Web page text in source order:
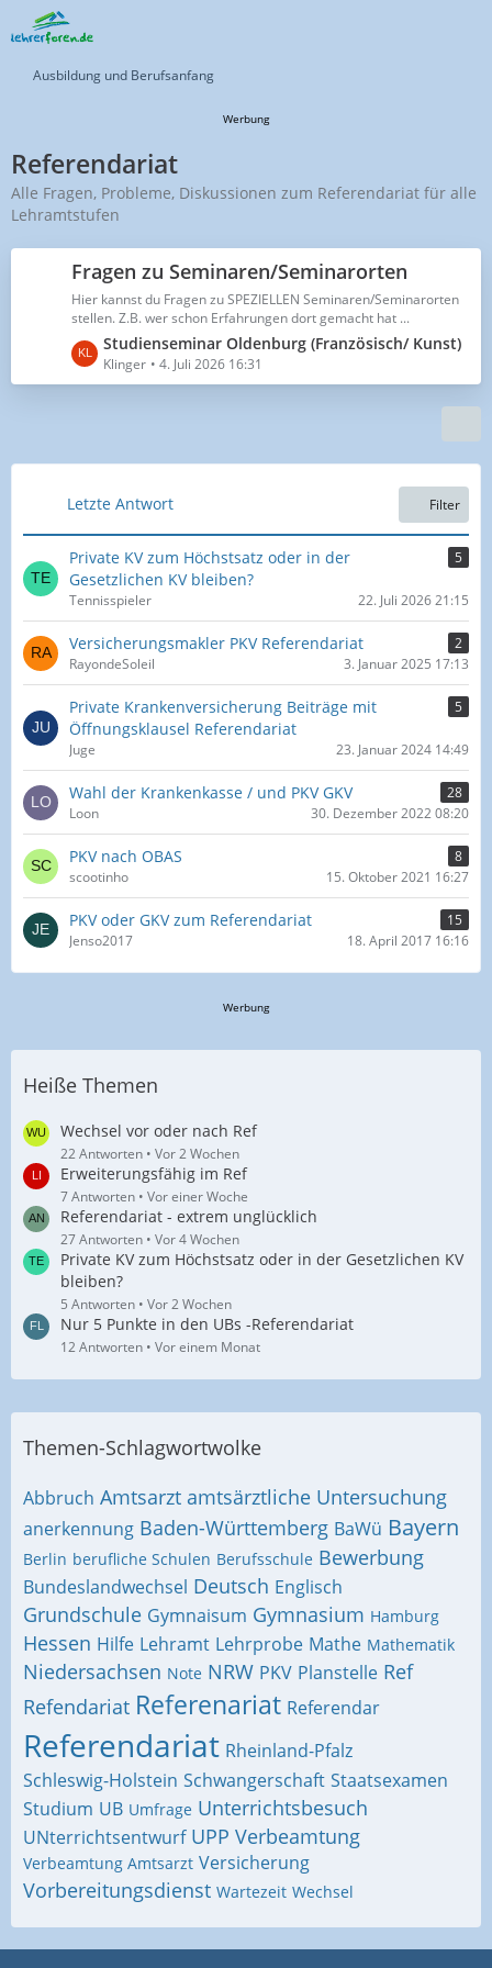
Ausbildung und Berufsanfang
Werbung
Referendariat
Alle Fragen, Probleme, Diskussionen zum Referendariat für alle
Lehramtstufen
Fragen zu Seminaren/Seminarorten
Hier kannst du Fragen zu SPEZIELLEN Seminaren/Seminarorten
stellen. Z.B. wer schon Erfahrungen dort gemacht hat ...
L
e
t
e
t
r
ä
g
e
Studienseminar Oldenburg (Französisch/ Kunst)
Klinger 4. Juli 2026 16:31
Letzte Antwort Filter
Private KV zum Höchstsatz oder in der
Gesetzlichen KV bleiben?
5
Tennisspieler 22. Juli 2026 21:15
Versicherungsmakler PKV Referendariat
2
RayondeSoleil
3. Januar 2025 17:13
Private Krankenversicherung Beiträge mit
Öffnungsklausel Referendariat
5
Juge 23. Januar 2024 14:49
Wahl der Krankenkasse / und PKV GKV
28
Loon
30. Dezember 2022 08:20
PKV nach OBAS
8
scootinho
15. Oktober 2021 16:27
PKV oder GKV zum Referendariat
15
Jenso2017
18. April 2017 16:16
Werbung
Heiße Themen
Wechsel vor oder nach Ref
22 Antworten Vor 2 Wochen
Erweiterungsfähig im Ref
7 Antworten Vor einer Woche
Referendariat - extrem unglücklich
27 Antworten Vor 4 Wochen
Private KV zum Höchstsatz oder in der Gesetzlichen KV
bleiben?
5 Antworten Vor 2 Wochen
Nur 5 Punkte in den UBs -Referendariat
12 Antworten Vor einem Monat
Themen-Schlagwortwolke
Abbruch Amtsarzt amtsärztliche Untersuchung
anerkennung Baden-Württemberg BaWü Bayern
Berlin berufliche Schulen Berufsschule Bewerbung
Bundeslandwechsel Deutsch Englisch
Grundschule Gymnaisum Gymnasium Hamburg
Hessen Hilfe Lehramt Lehrprobe Mathe Mathematik
Niedersachsen Note NRW PKV Planstelle Ref
Refendariat Referenariat Referendar
Referendariat Rheinland-Pfalz
Schleswig-Holstein Schwangerschaft Staatsexamen
Studium UB Umfrage Unterrichtsbesuch
UNterrichtsentwurf UPP Verbeamtung
Verbeamtung Amtsarzt Versicherung
Vorbereitungsdienst Wartezeit Wechsel